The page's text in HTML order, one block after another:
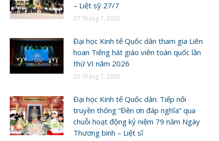
– Liệt sỹ 27/7
27 Tháng 7, 2026
Đại học Kinh tế Quốc dân tham gia Liên
hoan Tiếng hát giáo viên toàn quốc lần
thứ VI năm 2026
25 Tháng 7, 2026
Đại học Kinh tế Quốc dân: Tiếp nối
truyền thống “Đền ơn đáp nghĩa” qua
chuỗi hoạt động kỷ niệm 79 năm Ngày
Thương binh – Liệt sĩ